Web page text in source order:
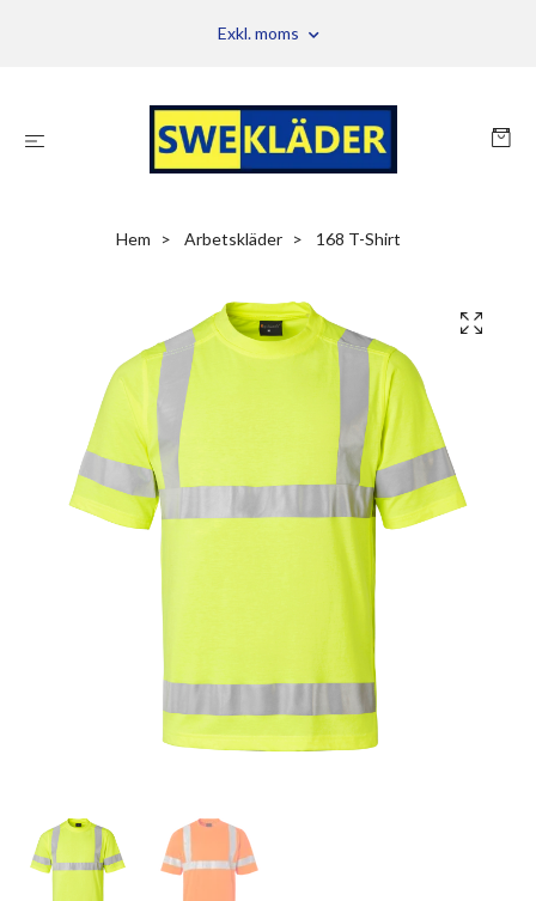
Exkl. moms
Hem Arbetskläder 168 T-Shirt